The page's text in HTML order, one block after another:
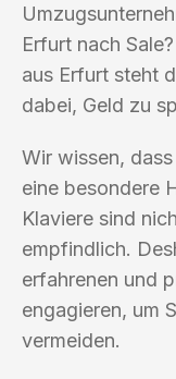
Erfurt nach
aus Erfurt steht
dabei, Geld zu
Wir wissen,
eine besondere
Klaviere sind
empfindlich.
erfahrenen und
engagieren, um
vermeiden.